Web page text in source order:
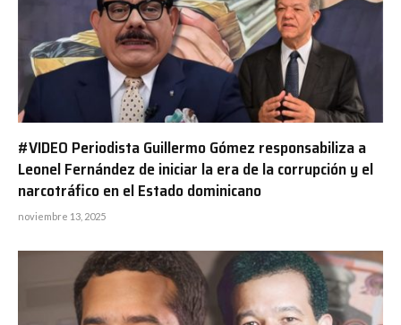
#VIDEO Periodista Guillermo Gómez responsabiliza a
Leonel Fernández de iniciar la era de la corrupción y el
narcotráfico en el Estado dominicano
noviembre 13, 2025